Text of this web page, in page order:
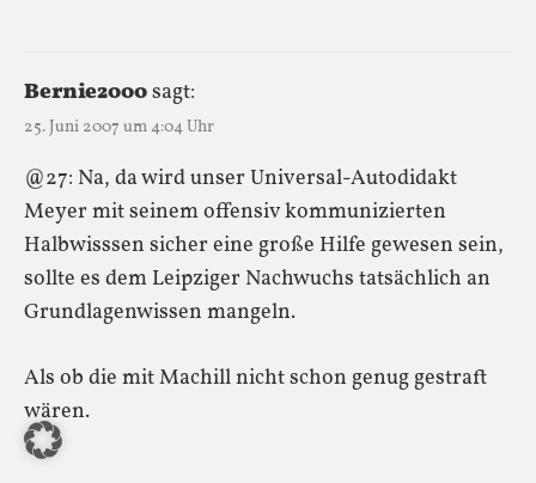
Bernie2000sagt:
25. Juni 2007 um 4:04 Uhr
@27: Na, da wird unser Universal-Autodidakt
Meyer mit seinem offensiv kommunizierten
Halbwisssen sicher eine große Hilfe gewesen sein,
sollte es dem Leipziger Nachwuchs tatsächlich an
Grundlagenwissen mangeln.
Als ob die mit Machill nicht schon genug gestraft
wären.